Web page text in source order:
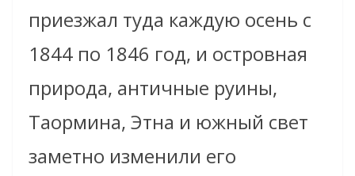
приезжал туда каждую осень с
1844 по 1846 год, и островная
природа, античные руины,
Таормина, Этна и южный свет
заметно изменили его